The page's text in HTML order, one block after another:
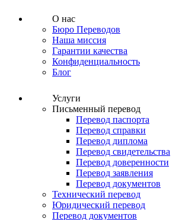
О нас
Бюро Переводов
Наша миссия
Гарантии качества
Конфиденциальность
Блог
Услуги
Письменный перевод
Перевод паспорта
Перевод справки
Перевод диплома
Перевод свидетельства
Перевод доверенности
Перевод заявления
Перевод документов
Технический перевод
Юридический перевод
Перевод документов